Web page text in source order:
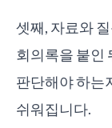
셋째, 자료와
회의록을 붙인
판단해야 하는
쉬워집니다.